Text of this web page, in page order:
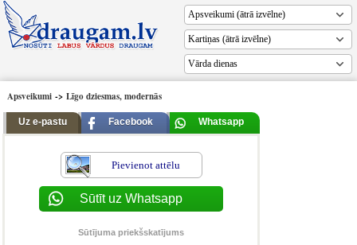
Vārda dienas
Apsveikumi -> Līgo dziesmas, modernās
Uz e-pastu Facebook Whatsapp
Pievienot attēlu
Sūtīt uz Whatsapp
Sūtījuma priekšskatījums